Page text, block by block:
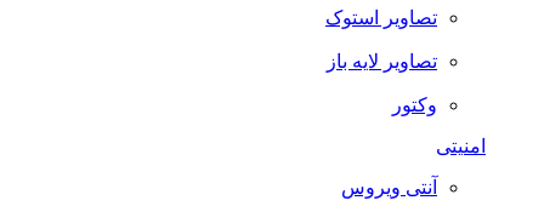
تصاویر استوک
تصاویر لایه باز
وکتور
امنیتی
آنتی ویروس